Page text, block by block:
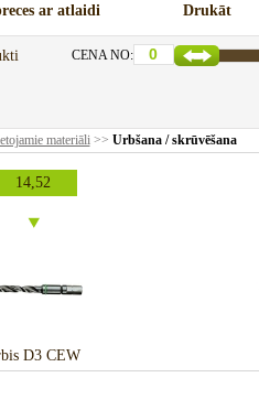
ar atlaidi Drukāt
CENA NO:
materiāli>> Urbšana / skrūvēšana
14,52
D3 CEW